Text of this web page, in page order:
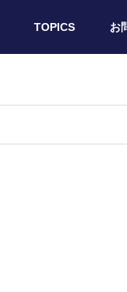
TOPICS お